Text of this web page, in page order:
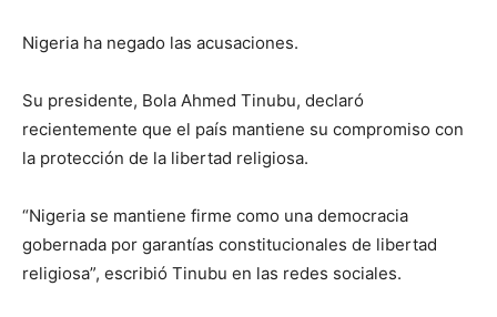
Nigeria ha negado las acusaciones.
Su presidente, Bola Ahmed Tinubu, declaró
recientemente que el país mantiene su compromiso con
la protección de la libertad religiosa.
“Nigeria se mantiene firme como una democracia
gobernada por garantías constitucionales de libertad
religiosa”, escribió Tinubu en las redes sociales.